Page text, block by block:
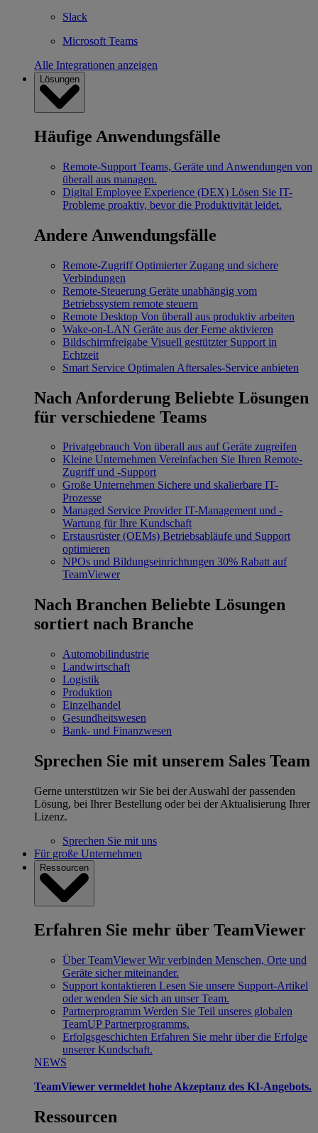
Slack
Microsoft Teams
Alle Integrationen anzeigen
Lösungen
Häufige Anwendungsfälle
Remote-Support Teams, Geräte und Anwendungen von
überall aus managen.
Digital Employee Experience (DEX) Lösen Sie IT-
Probleme proaktiv, bevor die Produktivität leidet.
Andere Anwendungsfälle
Remote-Zugriff Optimierter Zugang und sichere
Verbindungen
Remote-Steuerung Geräte unabhängig vom
Betriebssystem remote steuern
Remote Desktop Von überall aus produktiv arbeiten
Wake-on-LAN Geräte aus der Ferne aktivieren
Bildschirmfreigabe Visuell gestützter Support in
Echtzeit
Smart Service Optimalen Aftersales-Service anbieten
Nach Anforderung Beliebte Lösungen
für verschiedene Teams
Privatgebrauch Von überall aus auf Geräte zugreifen
Kleine Unternehmen Vereinfachen Sie Ihren Remote-
Zugriff und -Support
Große Unternehmen Sichere und skalierbare IT-
Prozesse
Managed Service Provider IT-Management und -
Wartung für Ihre Kundschaft
Erstausrüster (OEMs) Betriebsabläufe und Support
optimieren
NPOs und Bildungseinrichtungen 30% Rabatt auf
TeamViewer
Nach Branchen Beliebte Lösungen
sortiert nach Branche
Automobilindustrie
Landwirtschaft
Logistik
Produktion
Einzelhandel
Gesundheitswesen
Bank- und Finanzwesen
Sprechen Sie mit unserem Sales Team
Gerne unterstützen wir Sie bei der Auswahl der passenden
Lösung, bei Ihrer Bestellung oder bei der Aktualisierung Ihrer
Lizenz.
Sprechen Sie mit uns
Für große Unternehmen
Ressourcen
Erfahren Sie mehr über TeamViewer
Über TeamViewer Wir verbinden Menschen, Orte und
Geräte sicher miteinander.
Support kontaktieren Lesen Sie unsere Support-Artikel
oder wenden Sie sich an unser Team.
Partnerprogramm Werden Sie Teil unseres globalen
TeamUP Partnerprogramms.
Erfolgsgeschichten Erfahren Sie mehr über die Erfolge
unserer Kundschaft.
NEWS
TeamViewer vermeldet hohe Akzeptanz des KI-Angebots.
Ressourcen